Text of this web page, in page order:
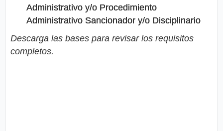
Administrativo y/o Procedimiento
Administrativo Sancionador y/o Disciplinario
Descarga las bases para revisar los requisitos
completos.